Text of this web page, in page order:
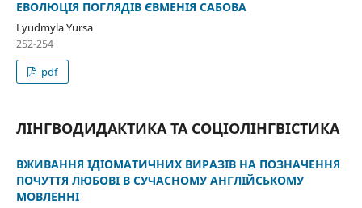
ЕВОЛЮЦІЯ ПОГЛЯДІВ ЄВМЕНІЯ САБОВА
Lyudmyla Yursa
252-254
pdf
ЛІНГВОДИДАКТИКА ТА СОЦІОЛІНГВІСТИКА
ВЖИВАННЯ ІДІОМАТИЧНИХ ВИРАЗІВ НА ПОЗНАЧЕННЯ
ПОЧУТТЯ ЛЮБОВІ В СУЧАСНОМУ АНГЛІЙСЬКОМУ
МОВЛЕННІ